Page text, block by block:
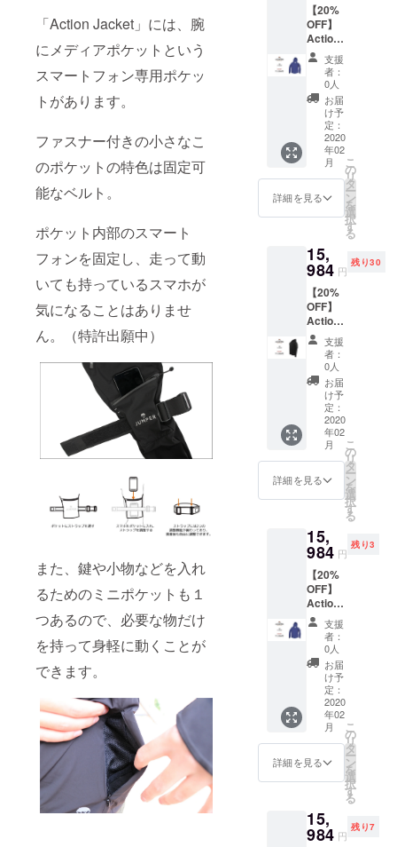
「Action Jacket」には、腕
にメディアポケットという
スマートフォン専用ポケッ
トがあります。
ファスナー付きの小さなこ
のポケットの特色は固定可
能なベルト。
ポケット内部のスマート
フォンを固定し、走って動
いても持っているスマホが
気になることはありませ
ん。（特許出願中）
また、鍵や小物などを入れ
るためのミニポケットも１
つあるので、必要な物だけ
を持って身軽に動くことが
できます。
【20%
OFF】
Action
Jacket
×１ XL
サイ
ズ/Navy
支援
者：
0人
お届
け予
定：
2020
年02
月
詳細を見る
こ
の
リ
タ
ー
ン
を
選
択
す
る
15,
984 円
残り30
【20%
OFF】
Action
Jacket
×１ XL
サイ
ズ/Blac
支援
者：
0人
お届
け予
定：
2020
年02
月
詳細を見る
こ
の
リ
タ
ー
ン
を
選
択
す
る
15,
984 円
残り3
【20%
OFF】
Action
Jacket
×１
XXXLサ
イ
ズ/Navy
支援
者：
0人
お届
け予
定：
2020
年02
月
詳細を見る
こ
の
リ
タ
ー
ン
を
選
択
す
る
15,
984 円
残り7